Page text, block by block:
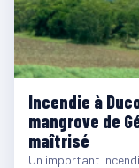
Incendie à
mangrove de
maîtrisé
Un important